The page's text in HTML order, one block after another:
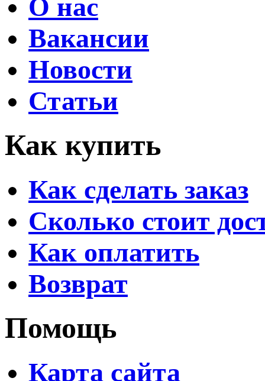
О нас
Вакансии
Новости
Статьи
Как купить
Как сделать заказ
Сколько стоит
Как оплатить
Возврат
Помощь
Карта сайта